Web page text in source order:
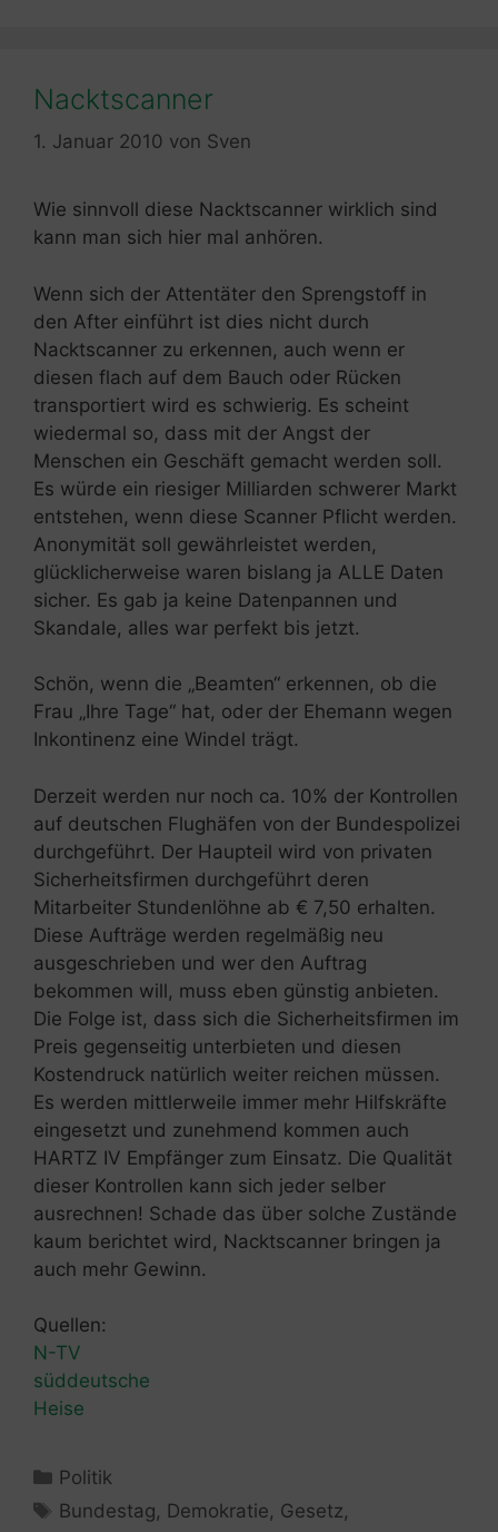
Nacktscanner
1. Januar 2010 von Sven
Wie sinnvoll diese Nacktscanner wirklich sind
kann man sich hier mal anhören.
Wenn sich der Attentäter den Sprengstoff in
den After einführt ist dies nicht durch
Nacktscanner zu erkennen, auch wenn er
diesen flach auf dem Bauch oder Rücken
transportiert wird es schwierig. Es scheint
wiedermal so, dass mit der Angst der
Menschen ein Geschäft gemacht werden soll.
Es würde ein riesiger Milliarden schwerer Markt
entstehen, wenn diese Scanner Pflicht werden.
Anonymität soll gewährleistet werden,
glücklicherweise waren bislang ja ALLE Daten
sicher. Es gab ja keine Datenpannen und
Skandale, alles war perfekt bis jetzt.
Schön, wenn die „Beamten“ erkennen, ob die
Frau „Ihre Tage“ hat, oder der Ehemann wegen
Inkontinenz eine Windel trägt.
Derzeit werden nur noch ca. 10% der Kontrollen
auf deutschen Flughäfen von der Bundespolizei
durchgeführt. Der Haupteil wird von privaten
Sicherheitsfirmen durchgeführt deren
Mitarbeiter Stundenlöhne ab € 7,50 erhalten.
Diese Aufträge werden regelmäßig neu
ausgeschrieben und wer den Auftrag
bekommen will, muss eben günstig anbieten.
Die Folge ist, dass sich die Sicherheitsfirmen im
Preis gegenseitig unterbieten und diesen
Kostendruck natürlich weiter reichen müssen.
Es werden mittlerweile immer mehr Hilfskräfte
eingesetzt und zunehmend kommen auch
HARTZ IV Empfänger zum Einsatz. Die Qualität
dieser Kontrollen kann sich jeder selber
ausrechnen! Schade das über solche Zustände
kaum berichtet wird, Nacktscanner bringen ja
auch mehr Gewinn.
Quellen:
N-TV
süddeutsche
Heise
Kategorien
Politik
Schlagwörter
Bundestag, Demokratie, Gesetz,